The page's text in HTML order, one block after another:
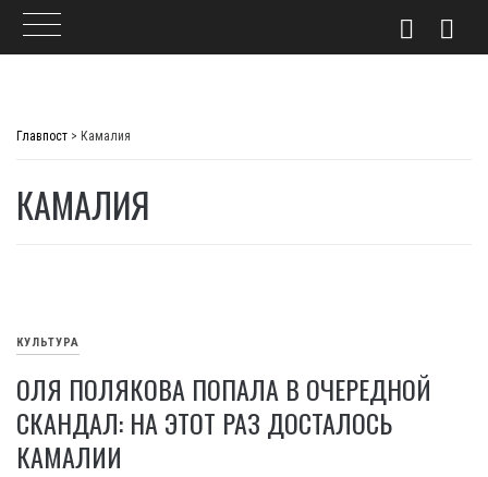
Главпост > Камалия
КАМАЛИЯ
КУЛЬТУРА
ОЛЯ ПОЛЯКОВА ПОПАЛА В ОЧЕРЕДНОЙ
СКАНДАЛ: НА ЭТОТ РАЗ ДОСТАЛОСЬ
КАМАЛИИ